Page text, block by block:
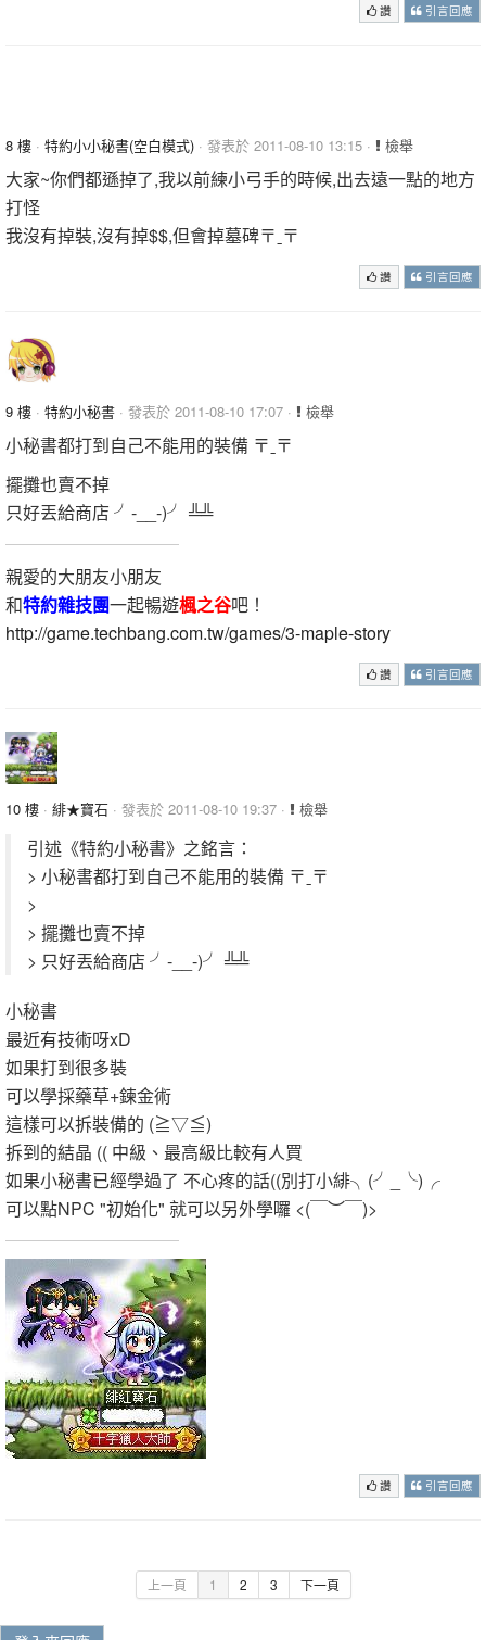
讚 引言回應
8 樓 · 特約小小秘書(空白模式) · 發表於 2011-08-10 13:15 · 檢舉
大家~你們都遜掉了,我以前練小弓手的時候,出去遠一點的地方
打怪
我沒有掉裝,沒有掉$$,但會掉墓碑〒ˍ〒
讚 引言回應
9 樓 · 特約小秘書 · 發表於 2011-08-10 17:07 · 檢舉
小秘書都打到自己不能用的裝備 〒ˍ〒
擺攤也賣不掉
只好丟給商店 ╯-__-)╯ ╩╩
親愛的大朋友小朋友
和特約雜技團一起暢遊楓之谷吧！
http://game.techbang.com.tw/games/3-maple-story
讚 引言回應
10 樓 · 緋★寶石 · 發表於 2011-08-10 19:37 · 檢舉
引述《特約小秘書》之銘言：
> 小秘書都打到自己不能用的裝備 〒ˍ〒
>
> 擺攤也賣不掉
> 只好丟給商店 ╯-__-)╯ ╩╩
小秘書
最近有技術呀xD
如果打到很多裝
可以學採藥草+鍊金術
這樣可以拆裝備的 (≧▽≦)
拆到的結晶 (( 中級、最高級比較有人買
如果小秘書已經學過了 不心疼的話((別打小緋╮(╯_╰)╭
可以點NPC "初始化" 就可以另外學囉 <(￣︶￣)>
讚 引言回應
上一頁 1 2 3 下一頁